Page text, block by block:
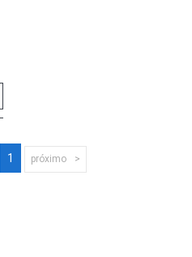
1 próximo